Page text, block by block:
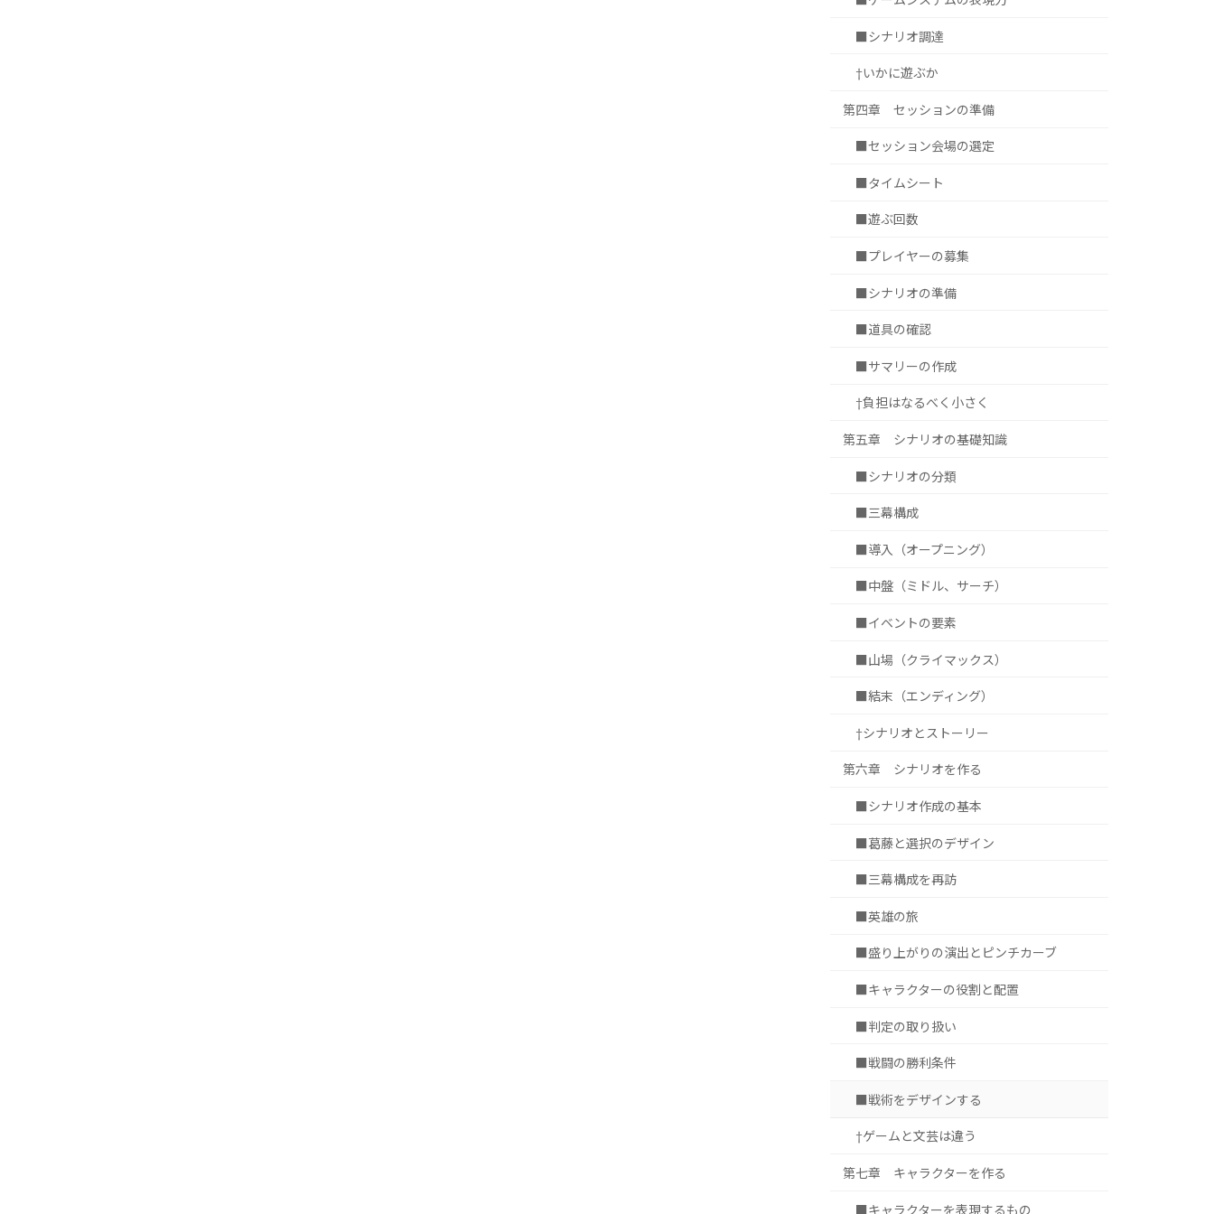
■シナリオ調達
†いかに遊ぶか
第四章 セッションの準備
■セッション会場の選定
■タイムシート
■遊ぶ回数
■プレイヤーの募集
■シナリオの準備
■道具の確認
■サマリーの作成
†負担はなるべく小さく
第五章 シナリオの基礎知識
■シナリオの分類
■三幕構成
■導入（オープニング）
■中盤（ミドル、サーチ）
■イベントの要素
■山場（クライマックス）
■結末（エンディング）
†シナリオとストーリー
第六章 シナリオを作る
■シナリオ作成の基本
■葛藤と選択のデザイン
■三幕構成を再訪
■英雄の旅
■盛り上がりの演出とピンチカーブ
■キャラクターの役割と配置
■判定の取り扱い
■戦闘の勝利条件
■戦術をデザインする
†ゲームと文芸は違う
第七章 キャラクターを作る
■キャラクターを表現するもの